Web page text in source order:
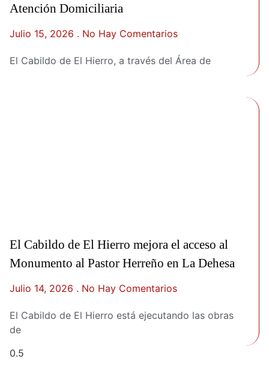
Atención Domiciliaria
Julio 15, 2026 No Hay Comentarios
El Cabildo de El Hierro, a través del Área de
El Cabildo de El Hierro mejora el acceso al
Monumento al Pastor Herreño en La Dehesa
Julio 14, 2026 No Hay Comentarios
El Cabildo de El Hierro está ejecutando las obras
de